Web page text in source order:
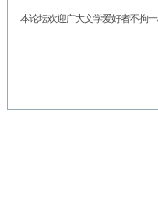
本论坛欢迎广大文学爱好者不拘